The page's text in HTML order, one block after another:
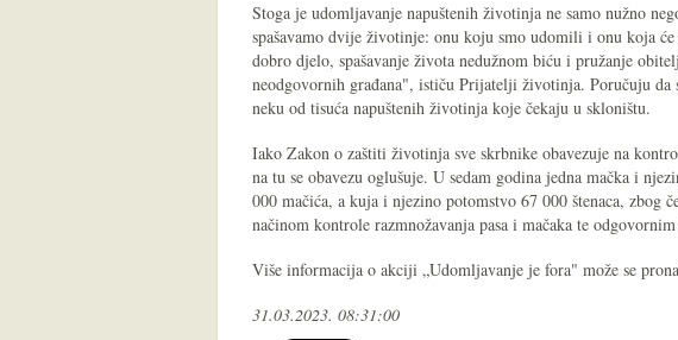
Stoga je udomljavanje napuštenih životinja ne samo nužno
spašavamo dvije životinje: onu koju smo udomili i onu koja
dobro djelo, spašavanje života nedužnom biću i pružanje
neodgovornih građana", ističu Prijatelji životinja. Poručuju da
neku od tisuća napuštenih životinja koje čekaju u skloništu.
Iako Zakon o zaštiti životinja sve skrbnike obavezuje na
na tu se obavezu oglušuje. U sedam godina jedna mačka i
000 mačića, a kuja i njezino potomstvo 67 000 štenaca, zbog
načinom kontrole razmnožavanja pasa i mačaka te
Više informacija o akciji „Udomljavanje je fora" može se
31.03.2023. 08:31:00